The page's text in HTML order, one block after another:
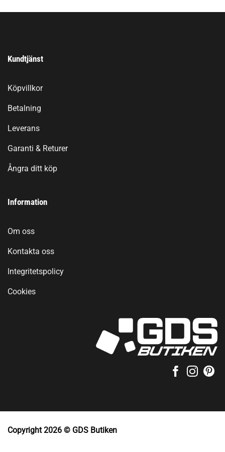
Kundtjänst
Köpvillkor
Betalning
Leverans
Garanti & Returer
Ångra ditt köp
Information
Om oss
Kontakta oss
Integritetspolicy
Cookies
Copyright 2026 © GDS Butiken